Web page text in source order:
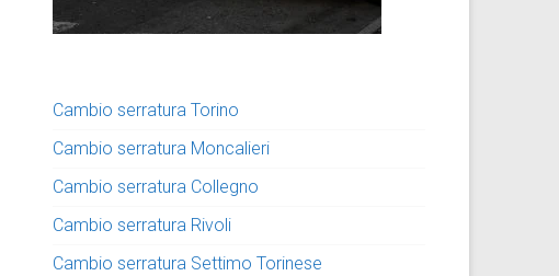
Cambio serratura Torino
Cambio serratura Moncalieri
Cambio serratura Collegno
Cambio serratura Rivoli
Cambio serratura Settimo Torinese